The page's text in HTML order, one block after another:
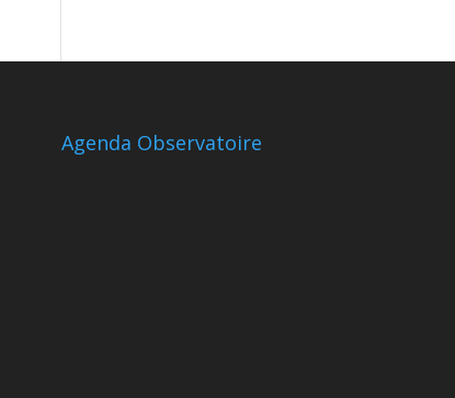
Agenda Observatoire